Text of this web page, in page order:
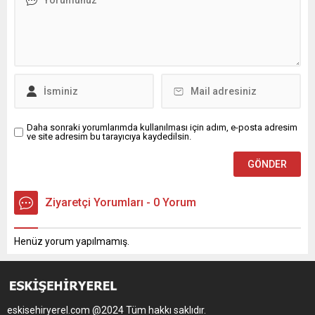
Daha sonraki yorumlarımda kullanılması için adım, e-posta adresim
ve site adresim bu tarayıcıya kaydedilsin.
Ziyaretçi Yorumları - 0 Yorum
Henüz yorum yapılmamış.
eskisehiryerel.com @2024 Tüm hakkı saklıdır.